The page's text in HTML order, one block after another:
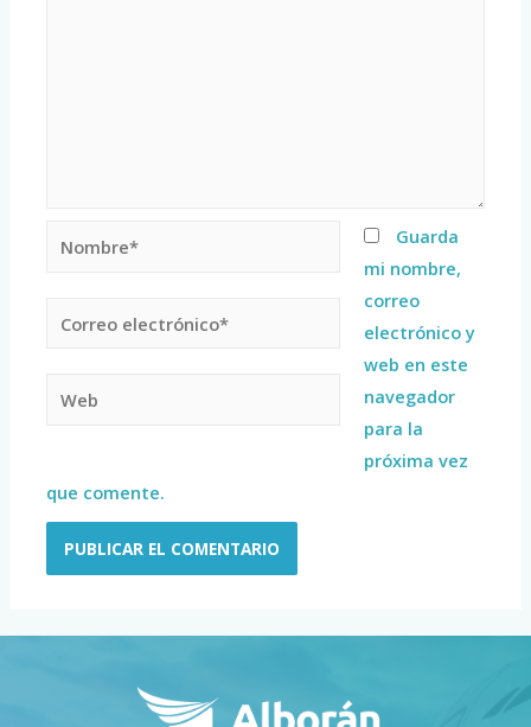
Guarda
mi nombre,
correo
electrónico y
web en este
navegador
para la
próxima vez
que comente.